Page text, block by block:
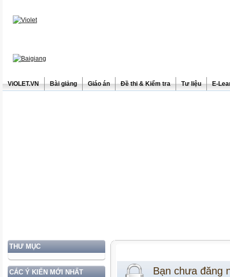
ViOLET.VN Bài giảng Giáo án Đề thi & Kiểm tra Tư liệu E-
THƯ MỤC
CÁC Ý KIẾN MỚI NHẤT Bạn chưa đăng